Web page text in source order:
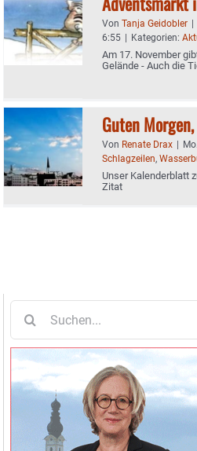
Von Tanja Geidobler |
6:55 | Kategorien:
Am 17. November
Gelände - Auch die
Guten
Von Renate Drax |
Schlagzeilen,
Unser Kalenderblatt
Zitat
nach: